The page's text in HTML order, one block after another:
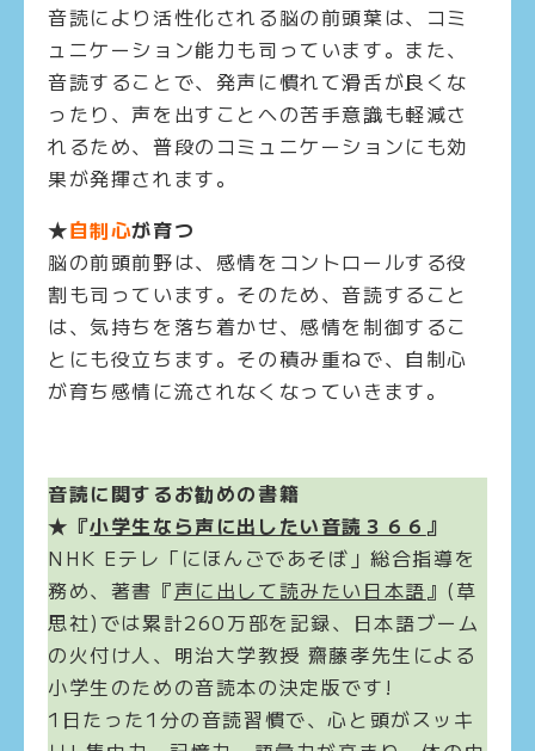
音読により活性化される脳の前頭葉は、コミ
ュニケーション能力も司っています。また、
音読することで、発声に慣れて滑舌が良くな
ったり、声を出すことへの苦手意識も軽減さ
れるため、普段のコミュニケーションにも効
果が発揮されます。
★自制心が育つ
脳の前頭前野は、感情をコントロールする役
割も司っています。そのため、音読すること
は、気持ちを落ち着かせ、感情を制御するこ
とにも役立ちます。その積み重ねで、自制心
が育ち感情に流されなくなっていきます。
音読に関するお勧めの書籍
★『小学生なら声に出したい音読３６６ 』
NHK Eテレ「にほんごであそぼ」総合指導を
務め、著書『声に出して読みたい日本語』(草
思社)では累計260万部を記録、日本語ブーム
の火付け人、明治大学教授 齋藤孝先生による
小学生のための音読本の決定版です!
1日たった1分の音読習慣で、心と頭がスッキ